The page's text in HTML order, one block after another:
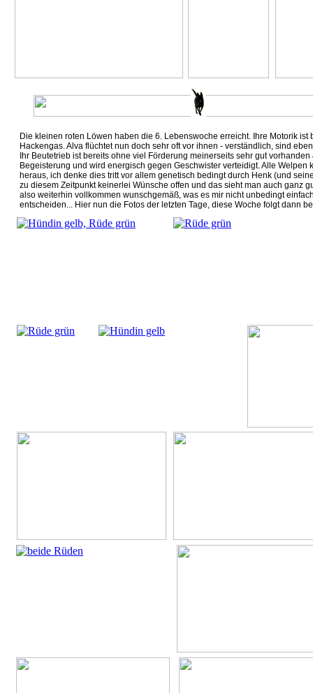
Die kleinen roten Löwen haben die 6. Lebenswoche erreicht. Ihre Motorik
Hackengas. Alva flüchtet nun doch sehr oft vor ihnen - verständlich, sind
Ihr Beutetrieb ist bereits ohne viel Förderung meinerseits sehr gut
Begeisterung und wird energisch gegen Geschwister verteidigt. Alle Welpen
heraus, ich denke dies tritt vor allem genetisch bedingt durch Henk (und
zu diesem Zeitpunkt keinerlei Wünsche offen und das sieht man auch ganz
also weiterhin vollkommen wunschgemäß, was es mir nicht unbedingt
entscheiden... Hier nun die Fotos der letzten Tage, diese Woche folgt dann